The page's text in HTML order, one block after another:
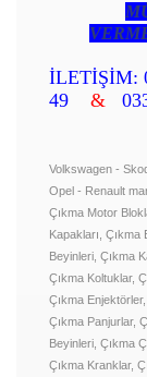
İLETİŞİM:
49 &
Volkswagen -
Opel - Renault
Çıkma Motor
Kapakları, Çıkma
Beyinleri, Çıkma
Çıkma Koltuklar,
Çıkma
Çıkma Panjurlar,
Beyinleri, Çıkma
Çıkma Kranklar,